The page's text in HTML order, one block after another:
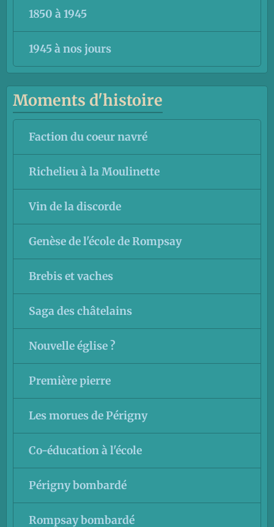
1850 à 1945
1945 à nos jours
Moments d'histoire
Faction du coeur navré
Richelieu à la Moulinette
Vin de la discorde
Genèse de l'école de Rompsay
Brebis et vaches
Saga des châtelains
Nouvelle église ?
Première pierre
Les morues de Périgny
Co-éducation à l'école
Périgny bombardé
Rompsay bombardé